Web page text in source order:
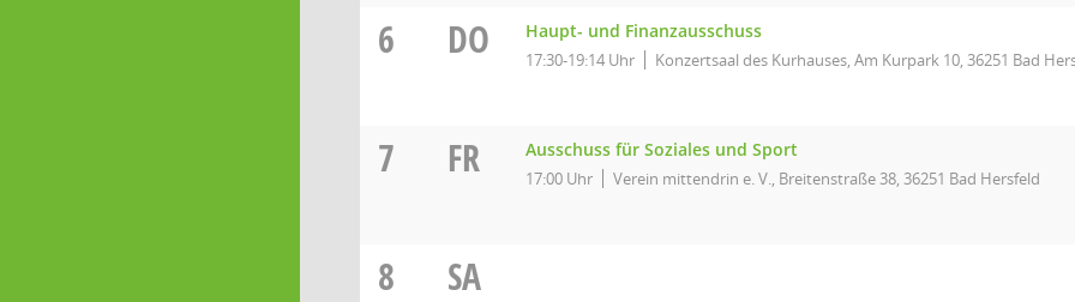
6
DO Haupt- und Finanzausschuss
17:30-19:14 Uhr Konzertsaal des Kurhauses, Am Kurpark 10, 36251 Bad
7 FR Ausschuss für Soziales und Sport
17:00 Uhr Verein mittendrin e. V., Breitenstraße 38, 36251 Bad Hersfeld
8
SA